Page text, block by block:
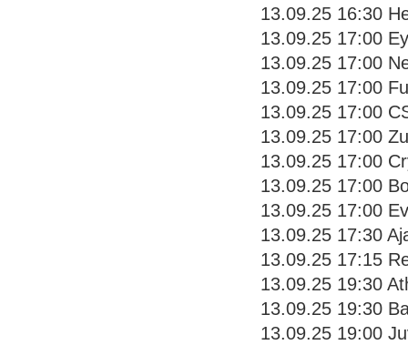
13.09.25 16:30
13.09.25 17:00
13.09.25 17:00
13.09.25 17:00
13.09.25 17:00
13.09.25 17:00
13.09.25 17:00
13.09.25 17:00
13.09.25 17:00
13.09.25 17:30
13.09.25 17:15
13.09.25 19:30
13.09.25 19:30
13.09.25 19:00